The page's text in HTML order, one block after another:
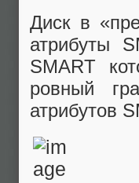
Диск в
атрибуты
SMART
ровный
атрибутов